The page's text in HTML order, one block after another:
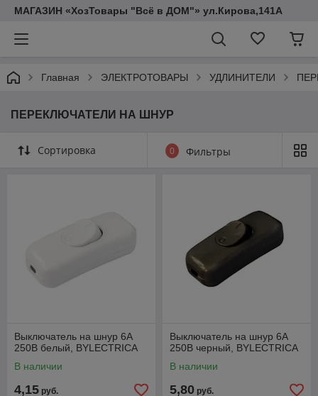
МАГАЗИН «ХозТовары "Всё в ДОМ"» ул.Кирова,141А
Главная ЭЛЕКТРОТОВАРЫ УДЛИНИТЕЛИ
ПЕРЕКЛЮЧАТЕЛИ НА ШНУР
Сортировка 0 Фильтры
Выключатель на шнур 6А
250В белый, BYLECTRICA
В наличии
4,15 руб.
Выключатель на шнур 6А
250В черный, BYLECTRICA
В наличии
5,80 руб.